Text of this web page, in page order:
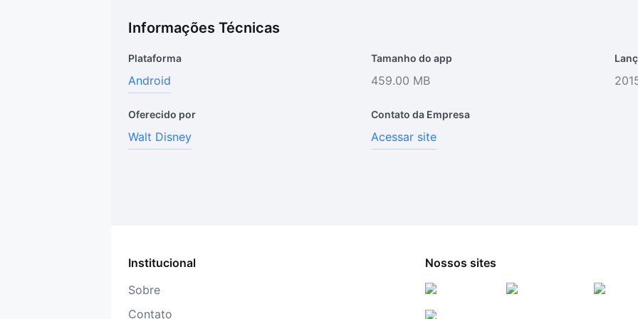
Informações Técnicas
Plataforma
Android
Tamanho do app
459.00 MB
Oferecido por
Walt Disney
Contato da Empresa
Acessar site
Institucional
Sobre
Contato
Nossos sites